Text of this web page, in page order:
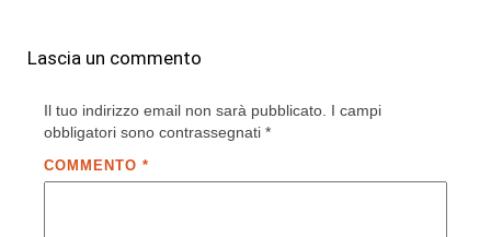
Lascia un commento
Il tuo indirizzo email non sarà pubblicato. I campi
obbligatori sono contrassegnati *
COMMENTO *